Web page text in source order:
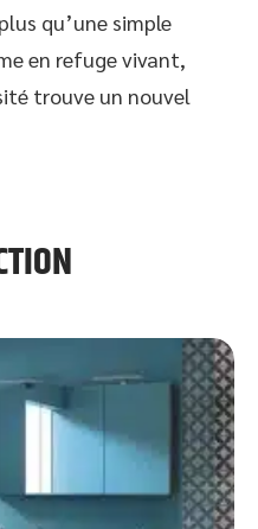
qu’une simple
en refuge vivant,
trouve un nouvel